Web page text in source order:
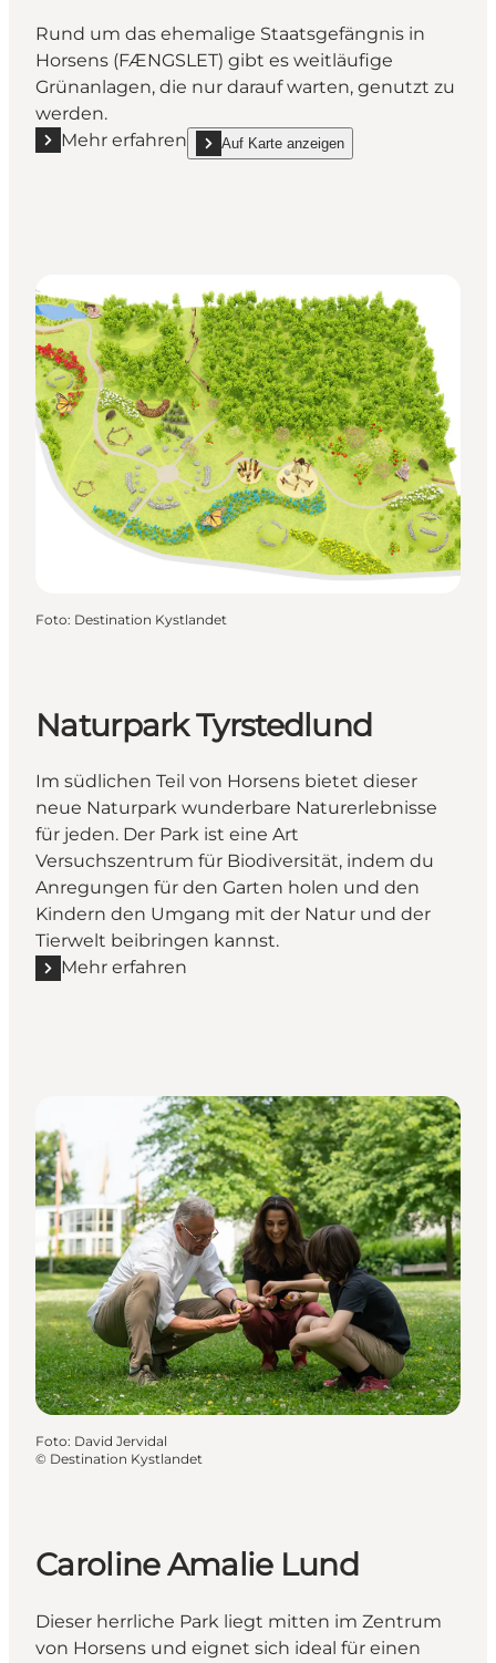
Rund um das ehemalige Staatsgefängnis in
Horsens (FÆNGSLET) gibt es weitläufige
Grünanlagen, die nur darauf warten, genutzt zu
werden.
Mehr erfahren
Mehr erfahren "Der Gefängnispark in Horsens"
Auf Karte anzeigen
show Der Gefängnispark in Horsens on_map
Foto: Destination Kystlandet
Naturpark Tyrstedlund
Im südlichen Teil von Horsens bietet dieser
neue Naturpark wunderbare Naturerlebnisse
für jeden. Der Park ist eine Art
Versuchszentrum für Biodiversität, indem du
Anregungen für den Garten holen und den
Kindern den Umgang mit der Natur und der
Tierwelt beibringen kannst.
Mehr erfahren
Mehr erfahren "Naturpark Tyrstedlund"
Foto: David Jervidal
© Destination Kystlandet
Caroline Amalie Lund
Dieser herrliche Park liegt mitten im Zentrum
von Horsens und eignet sich ideal für einen